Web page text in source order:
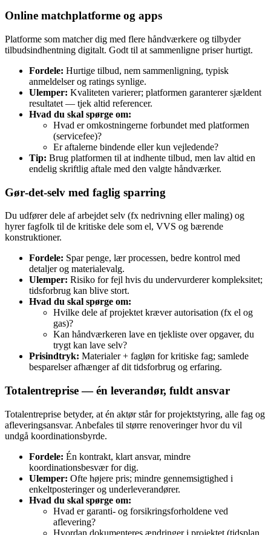
Online matchplatforme og apps
Platforme som matcher dig med flere håndværkere og tilbyder
tilbudsindhentning digitalt. Godt til at sammenligne priser hurtigt.
Fordele: Hurtige tilbud, nem sammenligning, typisk
anmeldelser og ratings synlige.
Ulemper: Kvaliteten varierer; platformen garanterer sjældent
resultatet — tjek altid referencer.
Hvad du skal spørge om:
Hvad er omkostningerne forbundet med platformen
(servicefee)?
Er aftalerne bindende eller kun vejledende?
Tip: Brug platformen til at indhente tilbud, men lav altid en
endelig skriftlig aftale med den valgte håndværker.
Gør‑det‑selv med faglig sparring
Du udfører dele af arbejdet selv (fx nedrivning eller maling) og
hyrer fagfolk til de kritiske dele som el, VVS og bærende
konstruktioner.
Fordele: Spar penge, lær processen, bedre kontrol med
detaljer og materialevalg.
Ulemper: Risiko for fejl hvis du undervurderer kompleksitet;
tidsforbrug kan blive stort.
Hvad du skal spørge om:
Hvilke dele af projektet kræver autorisation (fx el og
gas)?
Kan håndværkeren lave en tjekliste over opgaver, du
trygt kan lave selv?
Prisindtryk: Materialer + fagløn for kritiske fag; samlede
besparelser afhænger af dit tidsforbrug og erfaring.
Totalentreprise — én leverandør, fuldt ansvar
Totalentreprise betyder, at én aktør står for projektstyring, alle fag og
afleveringsansvar. Anbefales til større renoveringer hvor du vil
undgå koordinationsbyrde.
Fordele: Én kontrakt, klart ansvar, mindre
koordinationsbesvær for dig.
Ulemper: Ofte højere pris; mindre gennemsigtighed i
enkeltposteringer og underleverandører.
Hvad du skal spørge om:
Hvad er garanti- og forsikringsforholdene ved
aflevering?
Hvordan dokumenteres ændringer i projektet (tidsplan